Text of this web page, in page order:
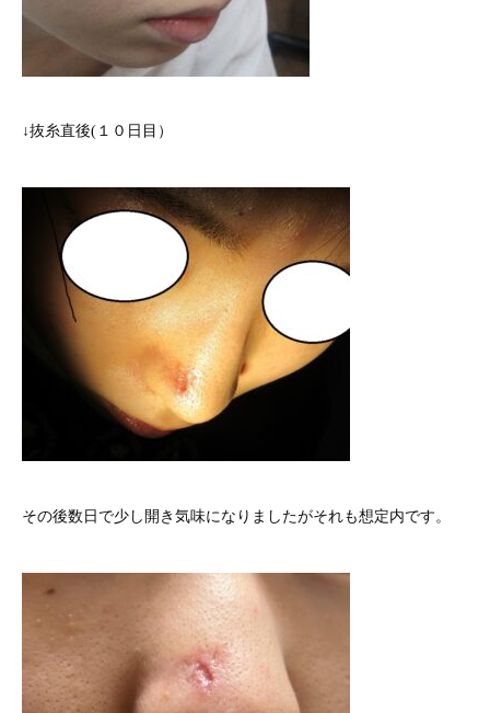
↓抜糸直後(１０日目）
その後数日で少し開き気味になりましたがそれも想定内です。